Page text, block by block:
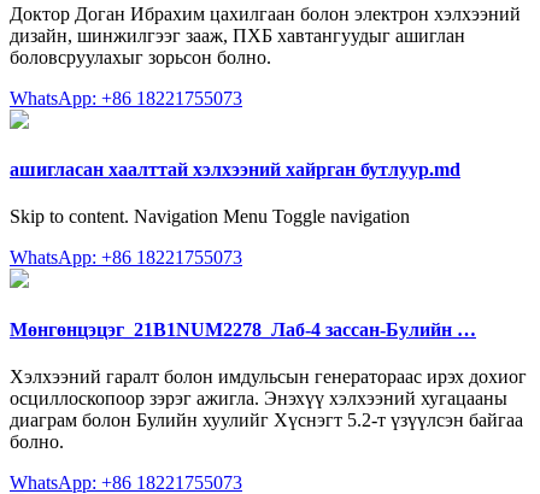
Доктор Доган Ибрахим цахилгаан болон электрон хэлхээний
дизайн, шинжилгээг зааж, ПХБ хавтангуудыг ашиглан
боловсруулахыг зорьсон болно.
WhatsApp: +86 18221755073
ашигласан хаалттай хэлхээний хайрган бутлуур.md
Skip to content. Navigation Menu Toggle navigation
WhatsApp: +86 18221755073
Мөнгөнцэцэг_21B1NUM2278_Лаб-4 зассан-Булийн …
Хэлхээний гаралт болон имдульсын генератораас ирэх дохиог
осциллоскопоор зэрэг ажигла. Энэхүү хэлхээний хугацааны
диаграм болон Булийн хуулийг Хүснэгт 5.2-т үзүүлсэн байгаа
болно.
WhatsApp: +86 18221755073